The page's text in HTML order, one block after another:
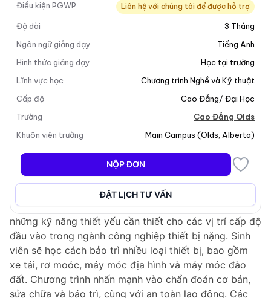
+11
Tổng Quan Chương Trình
Chương Trình Đào Tạo Kỹ Thuật Viên Thiết Bị Nặng
Trước Tuyển Dụng tại Olds College of Agriculture &
Technology được thiết kế để trang bị cho sinh viên
những kỹ năng thiết yếu cần thiết cho các vị trí cấp độ
đầu vào trong ngành công nghiệp thiết bị nặng. Sinh
viên sẽ học cách bảo trì nhiều loại thiết bị, bao gồm
xe tải, rơ moóc, máy móc địa hình và máy móc đào
đất. Chương trình nhấn mạnh vào chẩn đoán cơ bản,
sửa chữa và bảo trì, cùng với an toàn lao động. Các
Điều kiện PGWP
Liên hệ với chúng tôi để được hỗ trợ
Độ dài 3 Tháng
Ngôn ngữ giảng dạy
Tiếng Anh
Hình thức giảng dạy
Học tại trường
Lĩnh vực học
Chương trình Nghề và Kỹ thuật
Cấp độ
Cao Đẳng/ Đại Học
Trường
Cao Đẳng Olds
Khuôn viên trường
Main Campus (Olds Alberta)
NỘP ĐƠN
ĐẶT LỊCH TƯ VẤN